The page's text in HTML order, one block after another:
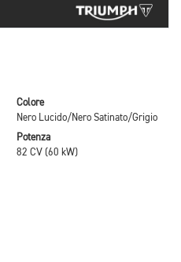
Colore
Nero Lucido/Nero Satinato/Grigio
Potenza
82 CV (60 kW)